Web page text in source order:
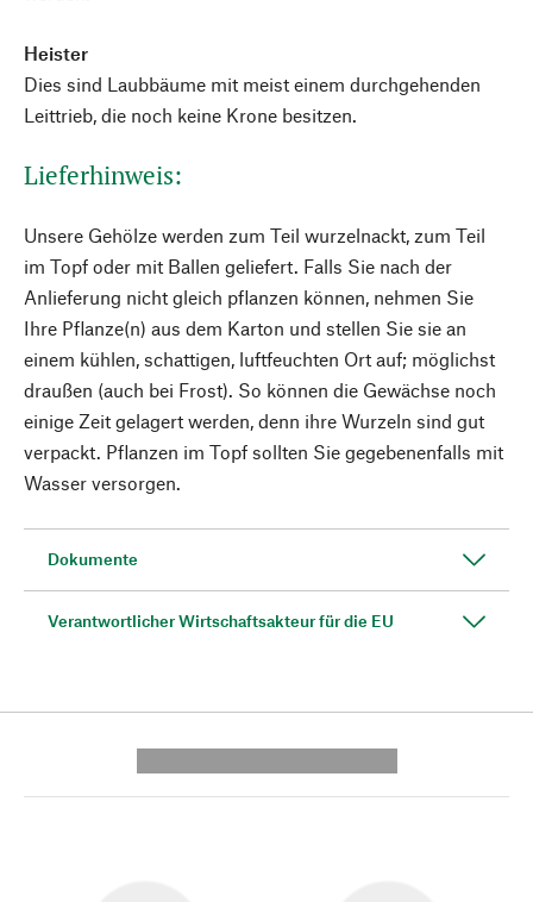
Heister
Dies sind Laubbäume mit meist einem durchgehenden
Leittrieb, die noch keine Krone besitzen.
Lieferhinweis:
Unsere Gehölze werden zum Teil wurzelnackt, zum Teil
im Topf oder mit Ballen geliefert. Falls Sie nach der
Anlieferung nicht gleich pflanzen können, nehmen Sie
Ihre Pflanze(n) aus dem Karton und stellen Sie sie an
einem kühlen, schattigen, luftfeuchten Ort auf; möglichst
draußen (auch bei Frost). So können die Gewächse noch
einige Zeit gelagert werden, denn ihre Wurzeln sind gut
verpackt. Pflanzen im Topf sollten Sie gegebenenfalls mit
Wasser versorgen.
Dokumente
Verantwortlicher Wirtschaftsakteur für die EU